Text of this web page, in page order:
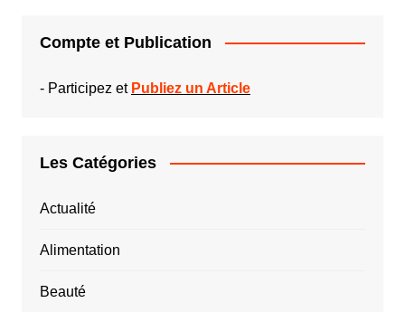
Compte et Publication
- Participez et Publiez un Article
Les Catégories
Actualité
Alimentation
Beauté